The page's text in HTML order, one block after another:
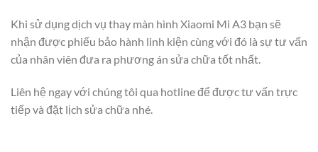
Khi sử dụng dịch vụ thay màn hình Xiaomi Mi A3 bạn sẽ
nhận được phiếu bảo hành linh kiện cùng với đó là sự tư vấn
của nhân viên đưa ra phương án sửa chữa tốt nhất.
Liên hệ ngay với chúng tôi qua hotline để được tư vấn trực
tiếp và đặt lịch sửa chữa nhé.